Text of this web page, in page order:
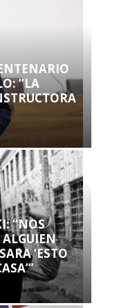
“LA
“NOS
ALGUIEN
‘ESTO